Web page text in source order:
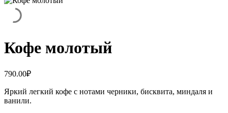
Кофе молотый
790.00₽
Яркий легкий кофе с нотами черники, бисквита, миндаля и
ванили.